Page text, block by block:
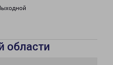
области